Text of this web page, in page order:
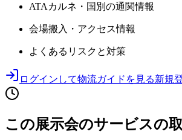
ATAカルネ・国別の通関情報
会場搬入・アクセス情報
よくあるリスクと対策
ログインして物流ガイドを見る新規
この展示会のサービスの